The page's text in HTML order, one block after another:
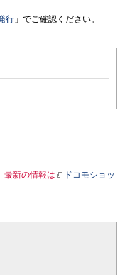
行 」でご確認ください。
最新の情報は
ドコモショッ